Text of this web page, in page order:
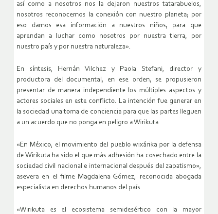
así como a nosotros nos la dejaron nuestros tatarabuelos,
nosotros reconocemos la conexión con nuestro planeta; por
eso damos esa información a nuestros niños, para que
aprendan a luchar como nosotros por nuestra tierra, por
nuestro país y por nuestra naturaleza».
En síntesis, Hernán Vilchez y Paola Stefani, director y
productora del documental, en ese orden, se propusieron
presentar de manera independiente los múltiples aspectos y
actores sociales en este conflicto. La intención fue generar en
la sociedad una toma de conciencia para que las partes lleguen
a un acuerdo que no ponga en peligro a Wirikuta.
«En México, el movimiento del pueblo wixárika por la defensa
de Wirikuta ha sido el que más adhesión ha cosechado entre la
sociedad civil nacional e internacional después del zapatismo»,
asevera en el filme Magdalena Gómez, reconocida abogada
especialista en derechos humanos del país.
«Wirikuta es el ecosistema semidesértico con la mayor